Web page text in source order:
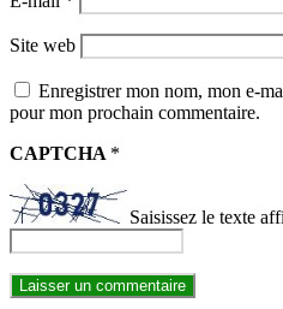
Site web
Enregistrer mon nom, mon e-
pour mon prochain commentaire.
CAPTCHA *
Saisissez le texte